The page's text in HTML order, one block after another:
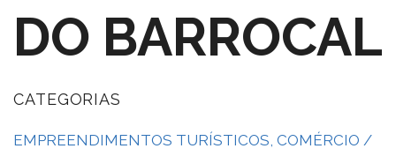
DO BARROCAL
CATEGORIAS
EMPREENDIMENTOS TURÍSTICOS, COMÉRCIO /